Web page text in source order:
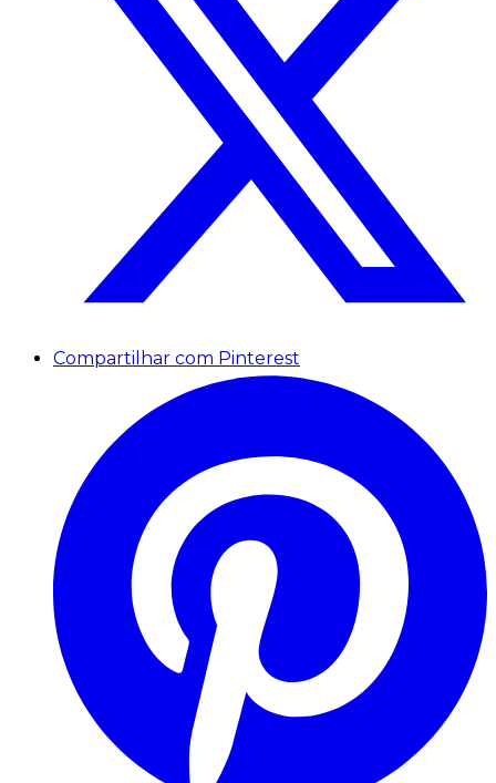
Compartilhar com Pinterest